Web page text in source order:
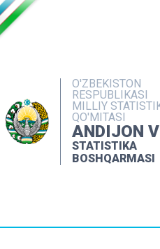
O'ZBEKISTON
RESPUBLIKASI
MILLIY
QO'MITASI
ANDIJON
STATISTIKA
BOSHQARMASI
INTERAKTIV
MATBUOT